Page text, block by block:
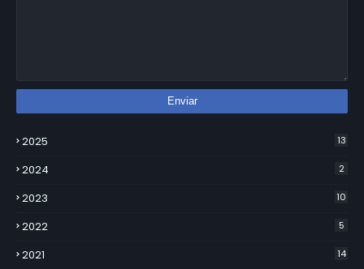
2025 13
2024 2
2023 10
2022 5
2021 14